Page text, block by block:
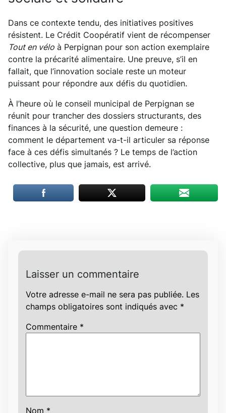
Dans ce contexte tendu, des initiatives positives
résistent. Le Crédit Coopératif vient de récompenser
Tout en vélo à Perpignan pour son action exemplaire
contre la précarité alimentaire. Une preuve, s’il en
fallait, que l’innovation sociale reste un moteur
puissant pour répondre aux défis du quotidien.
À l’heure où le conseil municipal de Perpignan se
réunit pour trancher des dossiers structurants, des
finances à la sécurité, une question demeure :
comment le département va-t-il articuler sa réponse
face à ces défis simultanés ? Le temps de l’action
collective, plus que jamais, est arrivé.
Laisser un commentaire
Votre adresse e-mail ne sera pas publiée. Les
champs obligatoires sont indiqués avec *
Commentaire *
Nom *